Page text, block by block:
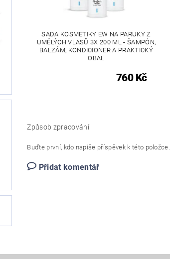
SADA KOSMETIKY EW NA PARUKY Z
UMĚLÝCH VLASŮ 3X 200 ML - ŠAMPÓN,
BALZÁM, KONDICIONER A PRAKTICKÝ
OBAL
760 Kč
Způsob zpracování
Buďte první, kdo napíše příspěvek k této položce.
Přidat komentář